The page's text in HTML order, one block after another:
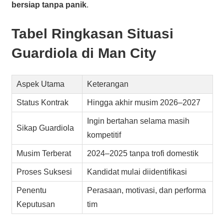
bersiap tanpa panik.
Tabel Ringkasan Situasi
Guardiola di Man City
Aspek Utama Keterangan
Status Kontrak Hingga akhir musim 2026–2027
Sikap Guardiola
Ingin bertahan selama masih
kompetitif
Musim Terberat 2024–2025 tanpa trofi domestik
Proses Suksesi Kandidat mulai diidentifikasi
Penentu
Keputusan
Perasaan, motivasi, dan performa
tim